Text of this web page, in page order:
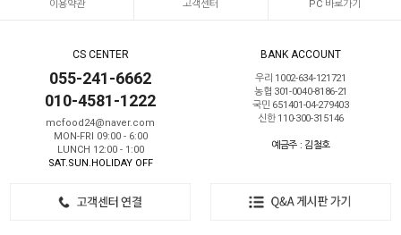
이용약관 고객센터 PC 바로가기
CS CENTER
055-241-6662
010-4581-1222
mcfood24@naver.com
MON-FRI 09:00 - 6:00
LUNCH 12:00 - 1:00
SAT.SUN.HOLIDAY OFF
BANK ACCOUNT
우리 1002-634-121721
농협 301-0040-8186-21
국민 651401-04-279403
신한 110-300-315146
예금주 : 김철호